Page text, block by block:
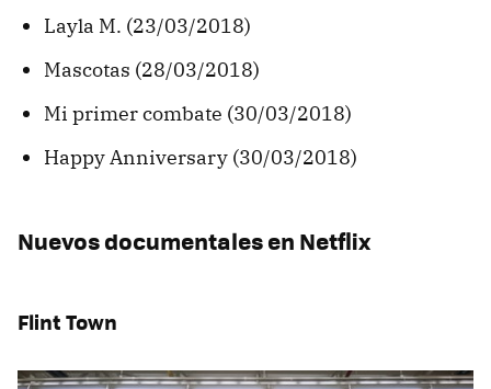
Layla M. (23/03/2018)
Mascotas (28/03/2018)
Mi primer combate (30/03/2018)
Happy Anniversary (30/03/2018)
Nuevos documentales en Netflix
Flint Town